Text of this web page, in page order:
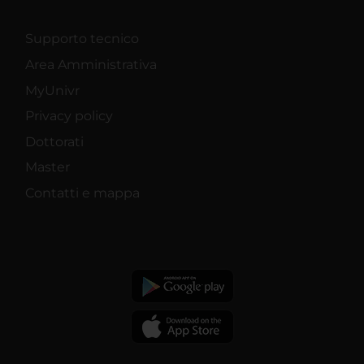
Supporto tecnico
Area Amministrativa
MyUnivr
Privacy policy
Dottorati
Master
Contatti e mappa